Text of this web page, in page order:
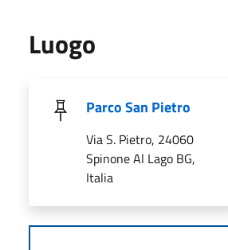
Luogo
Parco San Pietro
Via S. Pietro, 24060
Spinone Al Lago BG,
Italia